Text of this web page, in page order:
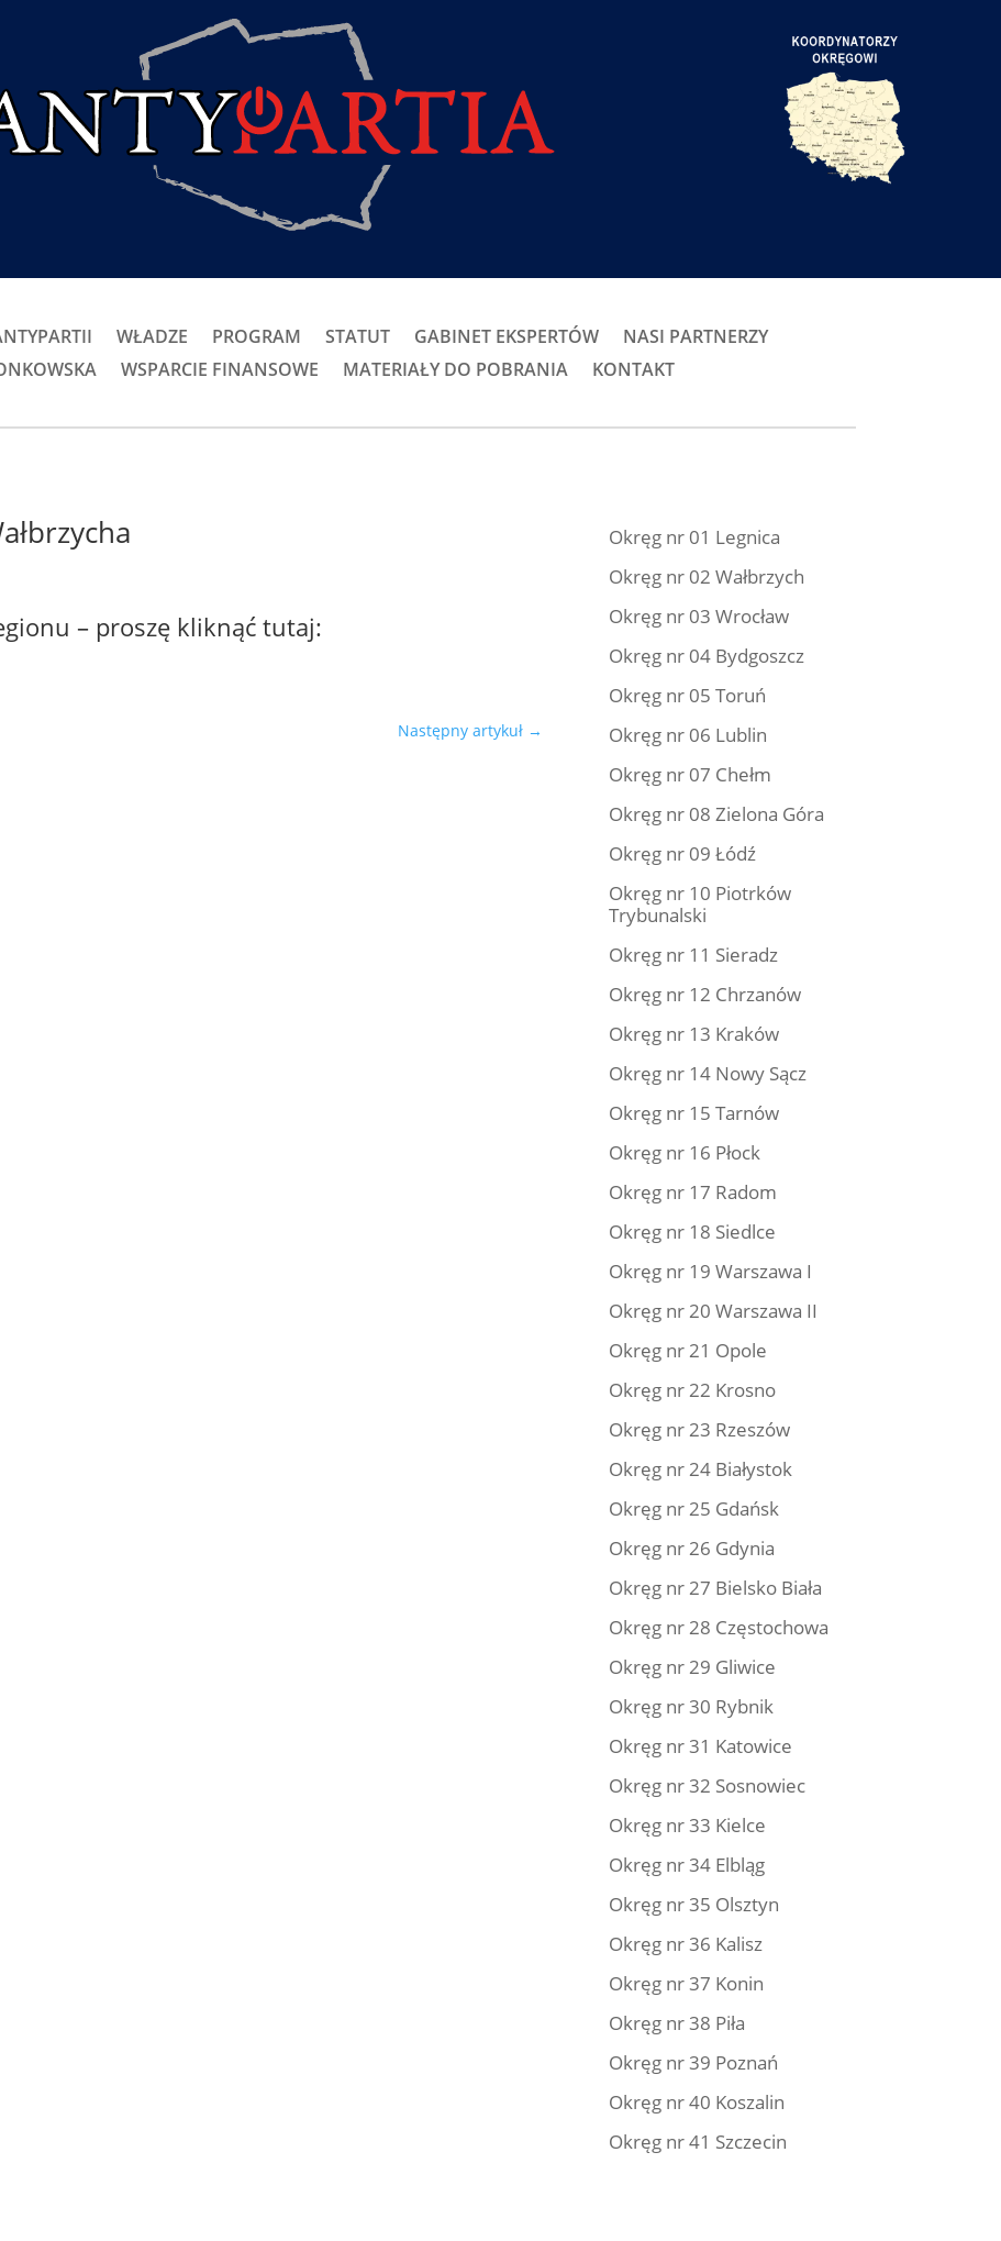
WŁADZE PROGRAM STATUT GABINET EKSPERTÓW
NASI PARTNERZY
WSPARCIE FINANSOWE MATERIAŁY DO POBRANIA KONTAKT
– proszę kliknąć tutaj:
Następny artykuł →
Okręg nr 01 Legnica
Okręg nr 02 Wałbrzych
Okręg nr 03 Wrocław
Okręg nr 04 Bydgoszcz
Okręg nr 05 Toruń
Okręg nr 06 Lublin
Okręg nr 07 Chełm
Okręg nr 08 Zielona Góra
Okręg nr 09 Łódź
Okręg nr 10 Piotrków
Trybunalski
Okręg nr 11 Sieradz
Okręg nr 12 Chrzanów
Okręg nr 13 Kraków
Okręg nr 14 Nowy Sącz
Okręg nr 15 Tarnów
Okręg nr 16 Płock
Okręg nr 17 Radom
Okręg nr 18 Siedlce
Okręg nr 19 Warszawa I
Okręg nr 20 Warszawa II
Okręg nr 21 Opole
Okręg nr 22 Krosno
Okręg nr 23 Rzeszów
Okręg nr 24 Białystok
Okręg nr 25 Gdańsk
Okręg nr 26 Gdynia
Okręg nr 27 Bielsko Biała
Okręg nr 28 Częstochowa
Okręg nr 29 Gliwice
Okręg nr 30 Rybnik
Okręg nr 31 Katowice
Okręg nr 32 Sosnowiec
Okręg nr 33 Kielce
Okręg nr 34 Elbląg
Okręg nr 35 Olsztyn
Okręg nr 36 Kalisz
Okręg nr 37 Konin
Okręg nr 38 Piła
Okręg nr 39 Poznań
Okręg nr 40 Koszalin
Okręg nr 41 Szczecin